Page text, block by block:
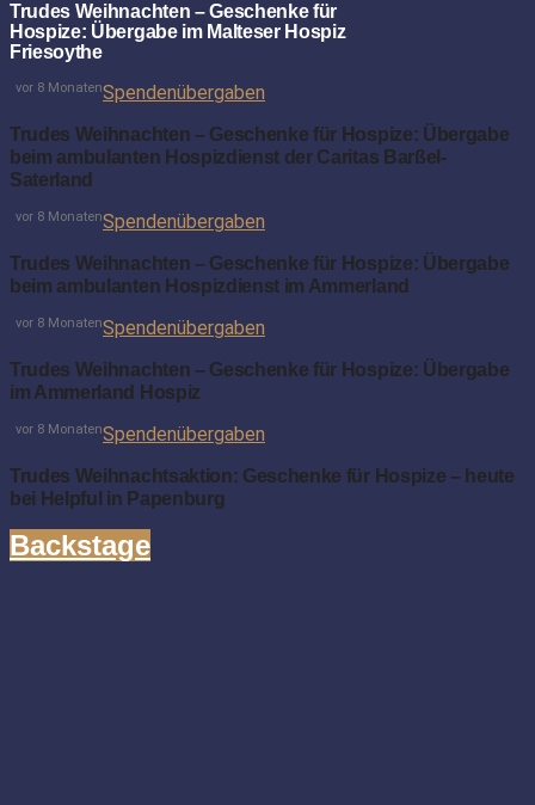
Trudes Weihnachten – Geschenke für
Hospize: Übergabe im Malteser Hospiz
Friesoythe
Spendenübergaben
vor 8 Monaten
Trudes Weihnachten – Geschenke für Hospize: Übergabe
beim ambulanten Hospizdienst der Caritas Barßel-
Saterland
Spendenübergaben
vor 8 Monaten
Trudes Weihnachten – Geschenke für Hospize: Übergabe
beim ambulanten Hospizdienst im Ammerland
Spendenübergaben
vor 8 Monaten
Trudes Weihnachten – Geschenke für Hospize: Übergabe
im Ammerland Hospiz
Spendenübergaben
vor 8 Monaten
Trudes Weihnachtsaktion: Geschenke für Hospize – heute
bei Helpful in Papenburg
Backstage